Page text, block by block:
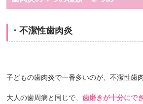
・不潔性歯肉炎
子どもの歯肉炎で一番多いのが、不潔性歯
大人の歯周病と同じで、歯磨きが十分にで